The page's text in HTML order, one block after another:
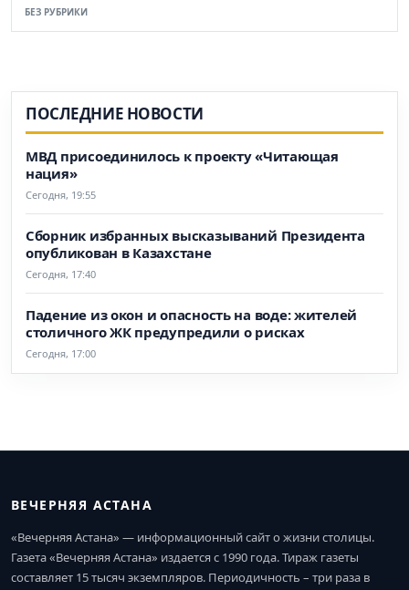
БЕЗ РУБРИКИ
ПОСЛЕДНИЕ НОВОСТИ
МВД присоединилось к проекту «Читающая
нация»
Сегодня, 19:55
Сборник избранных высказываний Президента
опубликован в Казахстане
Сегодня, 17:40
Падение из окон и опасность на воде: жителей
столичного ЖК предупредили о рисках
Сегодня, 17:00
ВЕЧЕРНЯЯ АСТАНА
«Вечерняя Астана» — информационный сайт о жизни столицы.
Газета «Вечерняя Астана» издается с 1990 года. Тираж газеты
составляет 15 тысяч экземпляров. Периодичность – три раза в